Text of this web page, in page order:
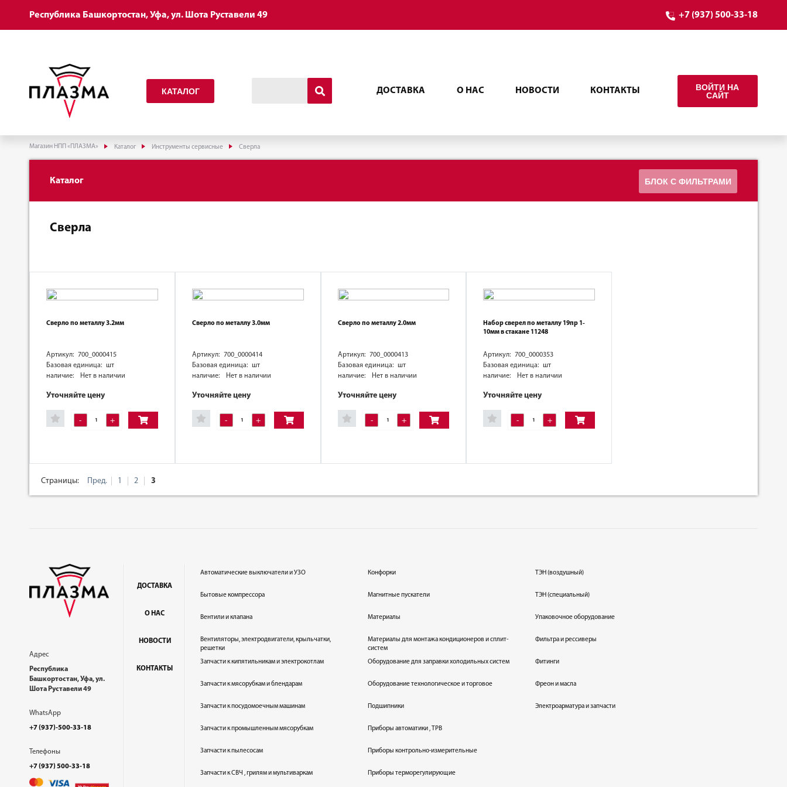
Республика Башкортостан, Уфа, ул. Шота Руставели 49 +7 (937) 500-33-18
КАТАЛОГ ДОСТАВКА О НАС НОВОСТИ КОНТАКТЫ
ВОЙТИ НА
САЙТ
Магазин НПП «ПЛАЗМА» Каталог Инструменты сервисные Сверла
Каталог БЛОК С ФИЛЬТРАМИ
Сверла
Сверло по металлу 3.2мм
Артикул: 700_0000415
Базовая единица: шт
наличие:
Нет в наличии
Уточняйте цену
- +
Сверло по металлу 3.0мм
Артикул: 700_0000414
Базовая единица: шт
наличие:
Нет в наличии
Уточняйте цену
- +
Сверло по металлу 2.0мм
Артикул: 700_0000413
Базовая единица: шт
наличие:
Нет в наличии
Уточняйте цену
- +
Набор сверел по металлу 19пр 1-
10мм в стакане 11248
Артикул: 700_0000353
Базовая единица: шт
наличие:
Нет в наличии
Уточняйте цену
- +
Страницы: Пред. 1 2 3
Адрес
Республика
Башкортостан, Уфа, ул.
Шота Руставели 49
WhatsApp
+7 (937)-500-33-18
Телефоны
+7 (937) 500-33-18
ДОСТАВКА
О НАС
НОВОСТИ
КОНТАКТЫ
Автоматические выключатели и УЗО
Бытовые компрессора
Вентили и клапана
Вентиляторы, электродвигатели, крыльчатки,
решетки
Запчасти к кипятильникам и электрокотлам
Запчасти к мясорубкам и блендарам
Запчасти к посудомоечным машинам
Запчасти к промышленным мясорубкам
Запчасти к пылесосам
Запчасти к СВЧ , грилям и мультиваркам
Конфорки
Магнитные пускатели
Материалы
Материалы для монтажа кондиционеров и сплит-
систем
Оборудование для заправки холодильных систем
Оборудование технологическое и торговое
Подшипники
Приборы автоматики , ТРВ
Приборы контрольно-измерительные
Приборы терморегулирующие
ТЭН (воздушный)
ТЭН (специальный)
Упаковочное оборудование
Фильтра и рессиверы
Фитинги
Фреон и масла
Электроарматура и запчасти